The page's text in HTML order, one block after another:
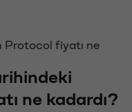
Protocol fiyatı ne
ne kadardı?